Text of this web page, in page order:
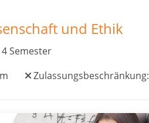
und Ethik
4 Semester
Zulassungsbeschränkung: